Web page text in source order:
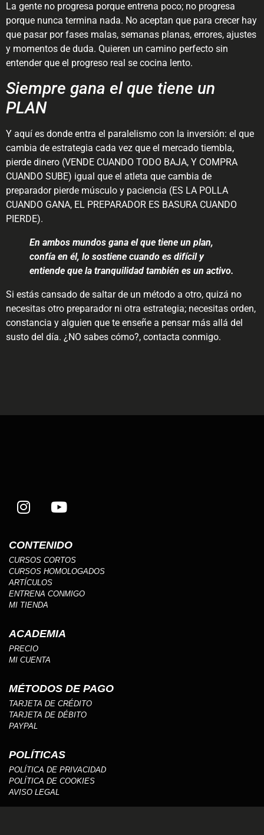
La gente no progresa porque entrena poco; no progresa
porque nunca termina nada. No aceptan que para crecer hay
que pasar por fases malas, semanas planas, errores, ajustes
y momentos de duda. Quieren un camino perfecto sin
entender que el progreso real se cocina lento.
Siempre gana el que tiene un
PLAN
Y aquí es donde entra el paralelismo con la inversión: el que
cambia de estrategia cada vez que el mercado tiembla,
pierde dinero (VENDE CUANDO TODO BAJA, Y COMPRA
CUANDO SUBE) igual que el atleta que cambia de
preparador pierde músculo y paciencia (ES LA POLLA
CUANDO GANA, EL PREPARADOR ES BASURA CUANDO
PIERDE).
En ambos mundos gana el que tiene un plan,
confía en él, lo sostiene cuando es difícil y
entiende que la tranquilidad también es un activo.
Si estás cansado de saltar de un método a otro, quizá no
necesitas otro preparador ni otra estrategia; necesitas orden,
constancia y alguien que te enseñe a pensar más allá del
susto del día. ¿NO sabes cómo?, contacta conmigo.
CONTENIDO
CURSOS CORTOS
CURSOS HOMOLOGADOS
ARTÍCULOS
ENTRENA CONMIGO
MI TIENDA
ACADEMIA
PRECIO
MI CUENTA
MÉTODOS DE PAGO
TARJETA DE CRÉDITO
TARJETA DE DÉBITO
PAYPAL
POLÍTICAS
POLÍTICA DE PRIVACIDAD
POLÍTICA DE COOKIES
AVISO LEGAL